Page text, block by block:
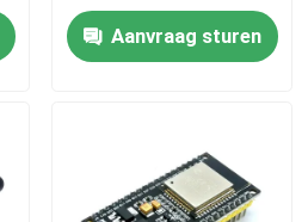
CH340G Esp01
Programmeur Adapter
Aanvraag sturen